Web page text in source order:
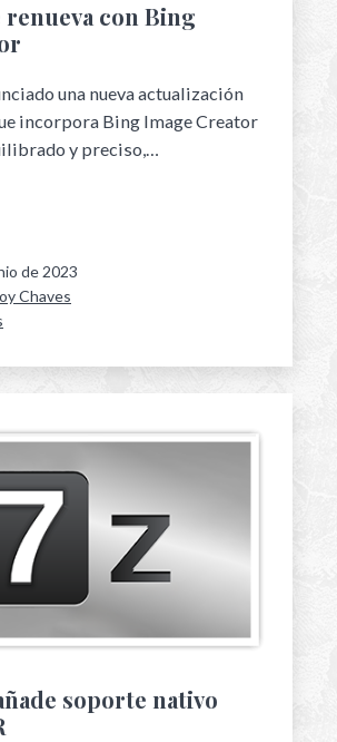
renueva con Bing
una nueva actualización
incorpora Bing Image Creator
y preciso,…
de 2023
Chaves
soporte nativo